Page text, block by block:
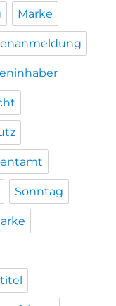
Marke
Sonntag